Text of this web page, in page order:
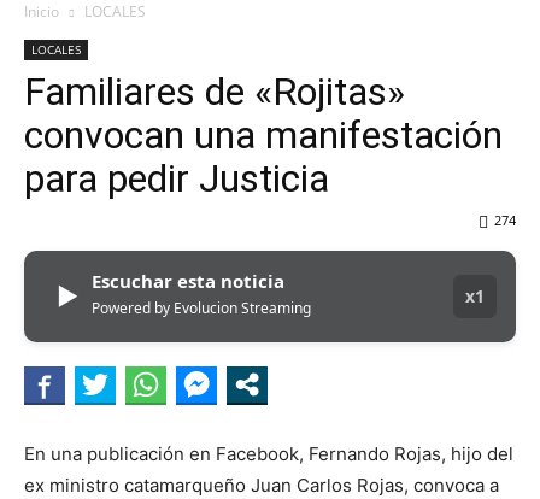
Inicio LOCALES
LOCALES
Familiares de «Rojitas»
convocan una manifestación
para pedir Justicia
274
▶ Escuchar esta noticia
Powered by Evolucion Streaming
x1
En una publicación en Facebook, Fernando Rojas, hijo del
ex ministro catamarqueño Juan Carlos Rojas, convoca a